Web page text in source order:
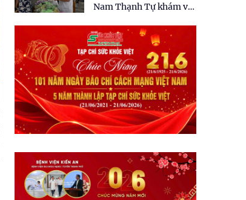
Nam Thạnh Tự khám và
nhân dân